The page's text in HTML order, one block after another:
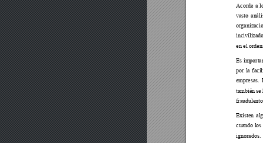
Acorde a
vasto análi
organi
en el
Es
por la facil
empresas.
también se
Existen
cuando los